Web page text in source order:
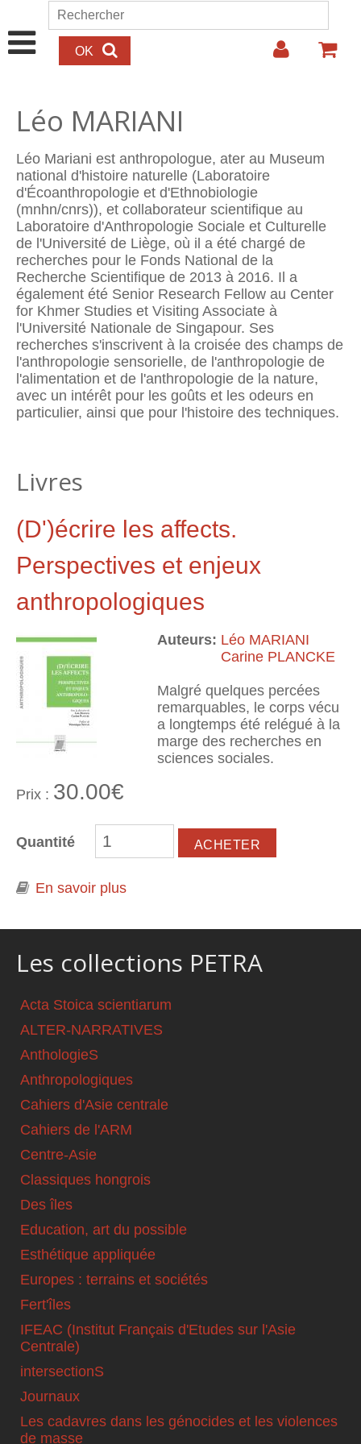
Aller au contenu principal
Formulaire de recherche
Rechercher
Léo MARIANI
Léo Mariani est anthropologue, ater au Museum
national d'histoire naturelle (Laboratoire
d'Écoanthropologie et d'Ethnobiologie
(mnhn/cnrs)), et collaborateur scientifique au
Laboratoire d'Anthropologie Sociale et Culturelle
de l'Université de Liège, où il a été chargé de
recherches pour le Fonds National de la
Recherche Scientifique de 2013 à 2016. Il a
également été Senior Research Fellow au Center
for Khmer Studies et Visiting Associate à
l'Université Nationale de Singapour. Ses
recherches s'inscrivent à la croisée des champs de
l'anthropologie sensorielle, de l'anthropologie de
l'ali­mentation et de l'anthropologie de la nature,
avec un intérêt pour les goûts et les odeurs en
particulier, ainsi que pour l'histoire des techniques.
Livres
(D')écrire les affects.
Perspectives et enjeux
anthropologiques
Auteurs: Léo MARIANI
Carine PLANCKE
Malgré quelques percées
remarquables, le corps vécu
a longtemps été relégué à la
marge des recherches en
sciences sociales.
Prix : 30.00€
Quantité
En savoir plus
Les collections PETRA
Acta Stoica scientiarum
ALTER-NARRATIVES
AnthologieS
Anthropologiques
Cahiers d'Asie centrale
Cahiers de l'ARM
Centre-Asie
Classiques hongrois
Des îles
Education, art du possible
Esthétique appliquée
Europes : terrains et sociétés
Fert'îles
IFEAC (Institut Français d'Etudes sur l'Asie
Centrale)
intersectionS
Journaux
Les cadavres dans les génocides et les violences
de masse